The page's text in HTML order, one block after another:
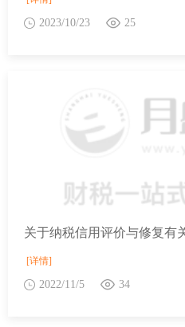
2023/10/23 25
关于纳税信用评价与修复有
[详情]
2022/11/5 34